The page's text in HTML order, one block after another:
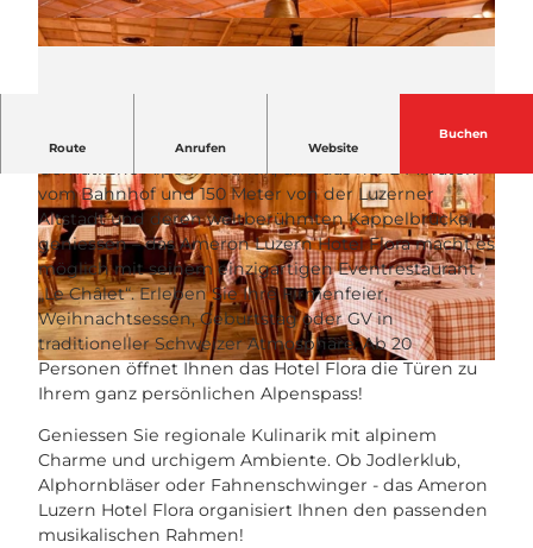
© Ameron Luzern Hotel Flora |CC-BY-NC-ND
© Ameron Luzern Hotel Flora
Route Anrufen Website
Buchen
Hüttenzauber im Herzen von Luzern
Gemütliche Alpenromantik, und das nur 2 Minuten
vom Bahnhof und 150 Meter von der Luzerner
Altstadt und deren weltberühmten Kappelbrücke,
geniessen – das Ameron Luzern Hotel Flora macht es
möglich mit seinem einzigartigen Eventrestaurant
„Le Châlet“. Erleben Sie Ihre Firmenfeier,
Weihnachtsessen, Geburtstag oder GV in
traditioneller Schweizer Atmosphäre. Ab 20
Personen öffnet Ihnen das Hotel Flora die Türen zu
Ihrem ganz persönlichen Alpenspass!
Geniessen Sie regionale Kulinarik mit alpinem
Charme und urchigem Ambiente. Ob Jodlerklub,
Alphornbläser oder Fahnenschwinger - das Ameron
Luzern Hotel Flora organisiert Ihnen den passenden
musikalischen Rahmen!